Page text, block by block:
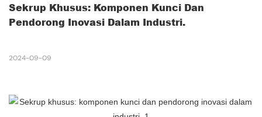
Sekrup Khusus: Komponen Kunci Dan
Pendorong Inovasi Dalam Industri.
2024-09-09